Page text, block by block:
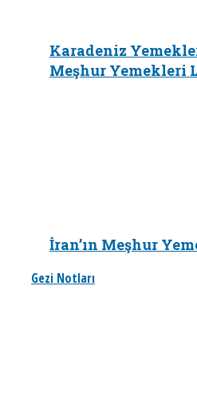
Karadeniz
Meşhur Yemekleri
İran’ın Meşhur
Gezi Notları